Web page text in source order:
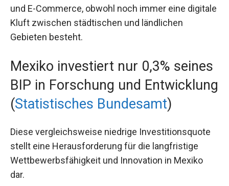
und E-Commerce, obwohl noch immer eine digitale
Kluft zwischen städtischen und ländlichen
Gebieten besteht.
Mexiko investiert nur 0,3% seines
BIP in Forschung und Entwicklung
(Statistisches Bundesamt)
Diese vergleichsweise niedrige Investitionsquote
stellt eine Herausforderung für die langfristige
Wettbewerbsfähigkeit und Innovation in Mexiko
dar.